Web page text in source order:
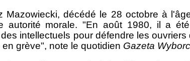
Mazowiecki, décédé le 28 octobre à
autorité morale. "En août 1980, il a
intellectuels pour défendre les
grève", note le quotidien Gazeta